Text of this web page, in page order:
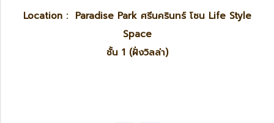
Location : Paradise Park ศรีนครินทร์ โซน Life Style
Space
ชั้น 1 (ฝั่งวิลล่า)